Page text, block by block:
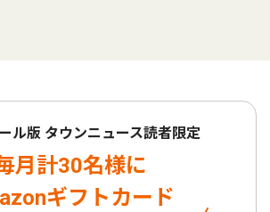
ル版 タウンニュース読者限定
月計30名様に
ギフトカード